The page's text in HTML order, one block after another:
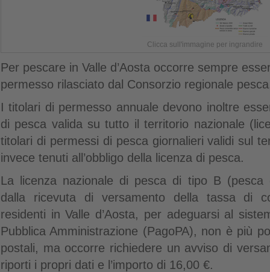
Clicca sull'immagine per ingrandire
Per pescare in Valle d’Aosta occorre sempre
permesso rilasciato dal Consorzio regionale
I titolari di permesso annuale devono inoltre
di pesca valida su tutto il territorio nazionale
titolari di permessi di pesca giornalieri validi sul
invece tenuti all’obbligo della licenza di pesca.
La licenza nazionale di pesca di tipo B (pesca
dalla ricevuta di versamento della tassa di
residenti in Valle d’Aosta, per adeguarsi al
Pubblica Amministrazione (PagoPA), non è più
postali, ma occorre richiedere un avviso di
riporti i propri dati e l’importo di 16,00 €.